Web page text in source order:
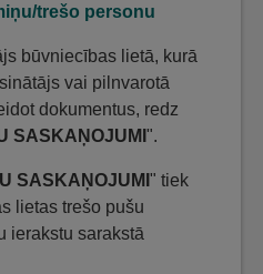
trešo personu
būvniecības lietā, kurā
vai pilnvarotā
dokumentus, redz
SASKAŅOJUMI ".
SASKAŅOJUMI " tiek
lietas trešo pušu
ierakstu sarakstā